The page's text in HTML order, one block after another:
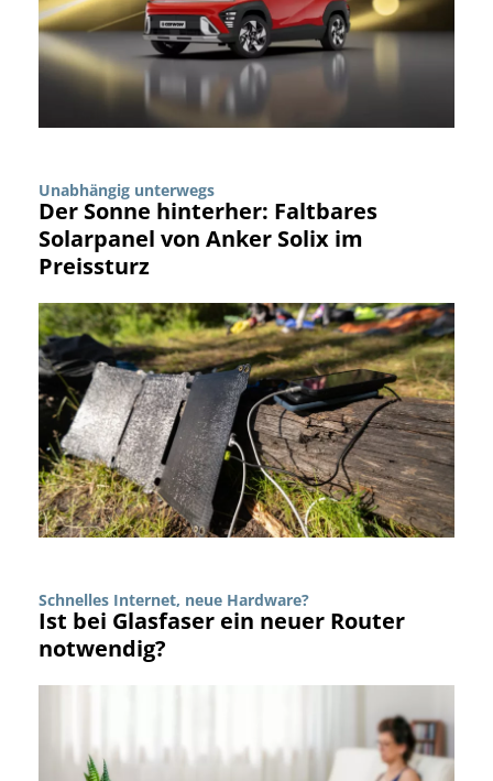
Unabhängig unterwegs
Der Sonne hinterher: Faltbares
Solarpanel von Anker Solix im
Preissturz
Schnelles Internet, neue Hardware?
Ist bei Glasfaser ein neuer Router
notwendig?